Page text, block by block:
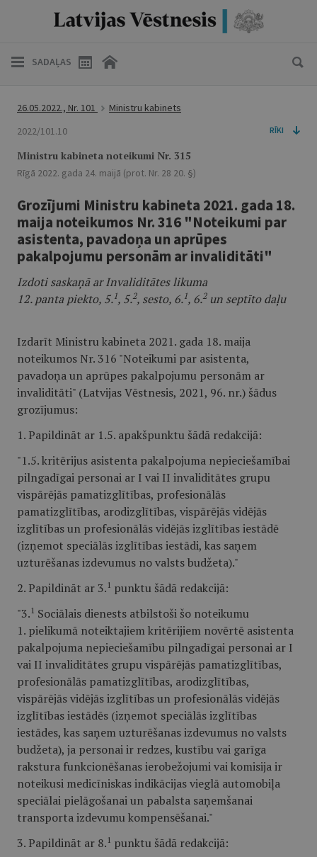
SADAĻAS
26.05.2022., Nr. 101
Ministru kabinets
2022/101.10
RĪKI
Ministru kabineta noteikumi Nr. 315
Rīgā 2022. gada 24. maijā (prot. Nr. 28 20. §)
Grozījumi Ministru kabineta 2021. gada 18.
maija noteikumos Nr. 316 "Noteikumi par
asistenta, pavadoņa un aprūpes
pakalpojumu personām ar invaliditāti"
Izdoti saskaņā ar Invaliditātes likuma
12. panta piekto, 5. 1, 5.2, sesto, 6. 1, 6.2un septīto daļu
Izdarīt Ministru kabineta 2021. gada 18. maija
noteikumos Nr. 316 "Noteikumi par asistenta,
pavadoņa un aprūpes pakalpojumu personām ar
invaliditāti" (Latvijas Vēstnesis, 2021, 96. nr.) šādus
grozījumus:
1. Papildināt ar 1.5. apakšpunktu šādā redakcijā:
"1.5. kritērijus asistenta pakalpojuma nepieciešamībai
pilngadīgai personai ar I vai II invaliditātes grupu
vispārējās pamatizglītības, profesionālās
pamatizglītības, arodizglītības, vispārējās vidējās
izglītības un profesionālās vidējās izglītības iestādē
(izņemot speciālās izglītības iestādi, kas saņem
uzturēšanas izdevumus no valsts budžeta)."
2. Papildināt ar 3. 1 punktu šādā redakcijā:
"3. 1 Sociālais dienests atbilstoši šo noteikumu
1. pielikumā noteiktajiem kritērijiem novērtē asistenta
pakalpojuma nepieciešamību pilngadīgai personai ar I
vai II invaliditātes grupu vispārējās pamatizglītības,
profesionālās pamatizglītības, arodizglītības,
vispārējās vidējās izglītības un profesionālās vidējās
izglītības iestādēs (izņemot speciālās izglītības
iestādes, kas saņem uzturēšanas izdevumus no valsts
budžeta), ja personai ir redzes, kustību vai garīga
rakstura funkcionēšanas ierobežojumi vai komisija ir
noteikusi medicīniskas indikācijas vieglā automobiļa
speciālai pielāgošanai un pabalsta saņemšanai
transporta izdevumu kompensēšanai."
3. Papildināt ar 8. 1 punktu šādā redakcijā: